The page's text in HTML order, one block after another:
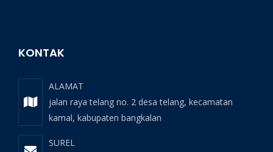
KONTAK
ALAMAT
jalan raya telang no. 2 desa telang, kecamatan
kamal, kabupaten bangkalan
SUREL